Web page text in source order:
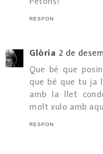
RESPON
Glòria 2 de
Que bé que
que bé que tu ja
amb la llet
molt xulo amb
RESPON